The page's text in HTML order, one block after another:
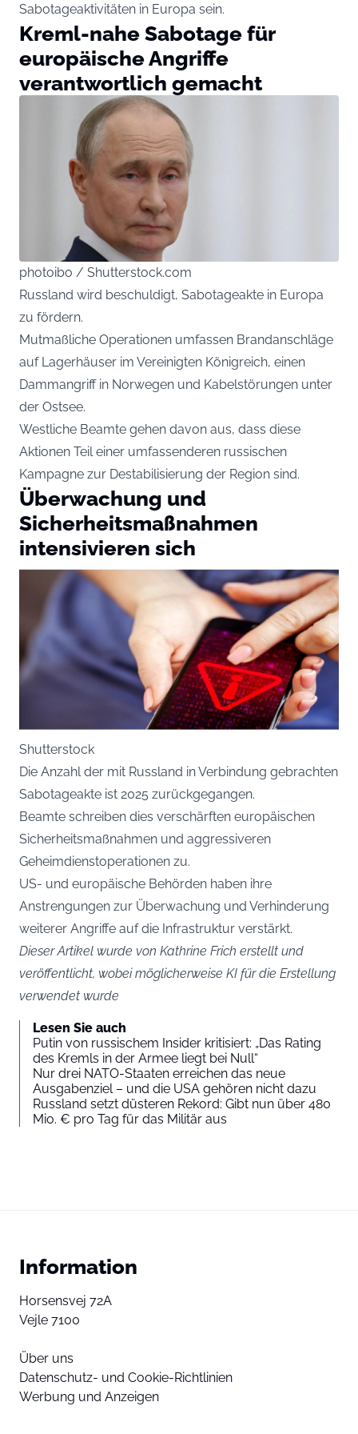
Sabotageaktivitäten in Europa sein.
Kreml-nahe Sabotage für
europäische Angriffe
verantwortlich gemacht
photoibo / Shutterstock.com
Russland wird beschuldigt, Sabotageakte in Europa
zu fördern.
Mutmaßliche Operationen umfassen Brandanschläge
auf Lagerhäuser im Vereinigten Königreich, einen
Dammangriff in Norwegen und Kabelstörungen unter
der Ostsee.
Westliche Beamte gehen davon aus, dass diese
Aktionen Teil einer umfassenderen russischen
Kampagne zur Destabilisierung der Region sind.
Überwachung und
Sicherheitsmaßnahmen
intensivieren sich
Shutterstock
Die Anzahl der mit Russland in Verbindung gebrachten
Sabotageakte ist 2025 zurückgegangen.
Beamte schreiben dies verschärften europäischen
Sicherheitsmaßnahmen und aggressiveren
Geheimdienstoperationen zu.
US- und europäische Behörden haben ihre
Anstrengungen zur Überwachung und Verhinderung
weiterer Angriffe auf die Infrastruktur verstärkt.
Dieser Artikel wurde von Kathrine Frich erstellt und
veröffentlicht, wobei möglicherweise KI für die Erstellung
verwendet wurde
Lesen Sie auch
Putin von russischem Insider kritisiert: „Das Rating
des Kremls in der Armee liegt bei Null“
Nur drei NATO-Staaten erreichen das neue
Ausgabenziel – und die USA gehören nicht dazu
Russland setzt düsteren Rekord: Gibt nun über 480
Mio. € pro Tag für das Militär aus
Information
Horsensvej 72A
Vejle 7100
Über uns
Datenschutz- und Cookie-Richtlinien
Werbung und Anzeigen